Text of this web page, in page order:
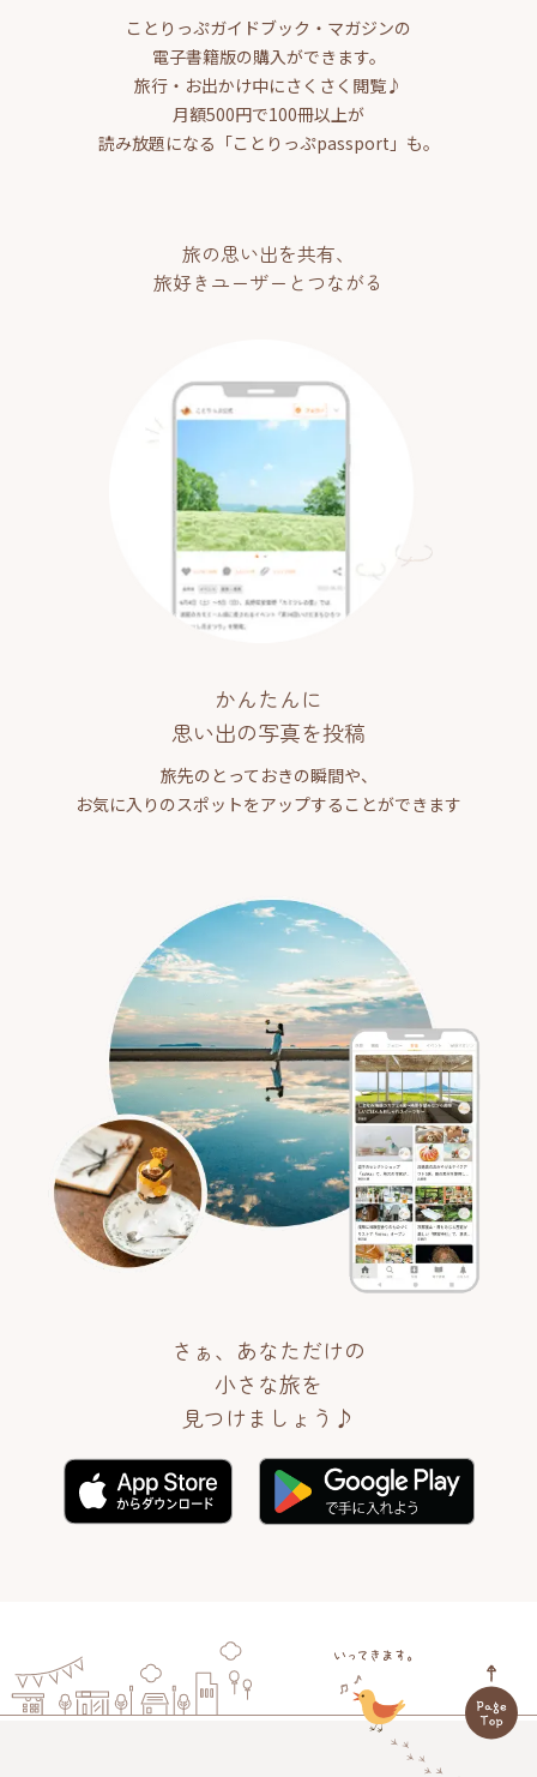
ことりっぷガイドブック・マガジンの
電子書籍版の購入ができます。
旅行・お出かけ中にさくさく閲覧♪
月額500円で100冊以上が
読み放題になる「ことりっぷpassport」も。
旅の思い出を共有、
旅好きユーザーとつながる
かんたんに
思い出の写真を投稿
旅先のとっておきの瞬間や、
お気に入りのスポットをアップすることができます
さぁ、あなただけの
小さな旅を
見つけましょう♪